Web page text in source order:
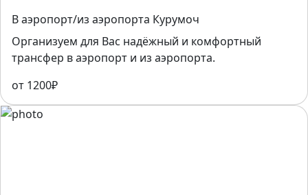
В аэропорт/из аэропорта Курумоч
Организуем для Вас надёжный и комфортный
трансфер в аэропорт и из аэропорта.
от 1200₽